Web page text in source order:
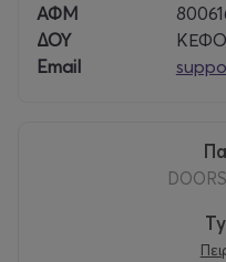
ΑΦΜ
ΔΟΥ
Email